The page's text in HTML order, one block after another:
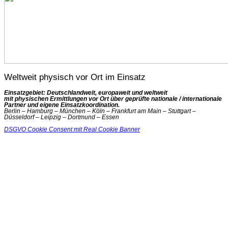
Weltweit physisch vor Ort im Einsatz
Einsatzgebiet: Deutschlandweit, europaweit und weltweit
mit physischen Ermittlungen vor Ort über geprüfte nationale / internationale
Partner und eigene Einsatzkoordination.
Berlin – Hamburg – München – Köln – Frankfurt am Main – Stuttgart –
Düsseldorf – Leipzig – Dortmund – Essen
DSGVO Cookie Consent mit Real Cookie Banner